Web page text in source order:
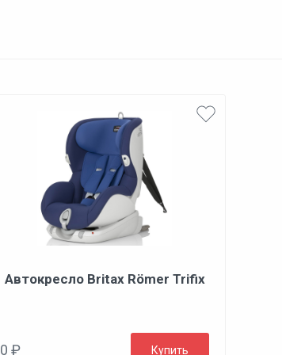
Автокресло Britax Römer Trifix
0 ₽ Купить